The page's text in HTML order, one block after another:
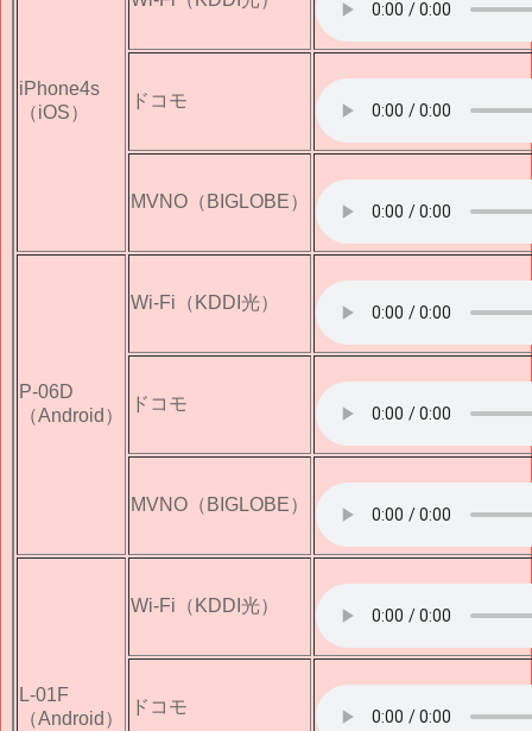
iPhone4s
（iOS）
ドコモ
MVNO（BIGLOBE）
P-06D
（Android）
Wi-Fi（KDDI光）
ドコモ
MVNO（BIGLOBE）
L-01F
（Android）
Wi-Fi（KDDI光）
ドコモ